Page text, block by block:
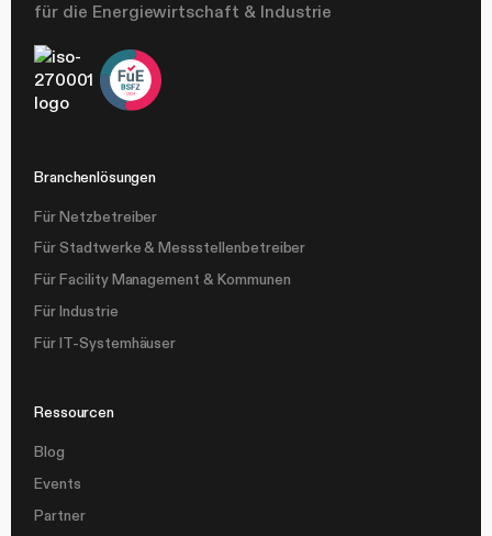
für die Energiewirtschaft & Industrie
Branchenlösungen
Für Netzbetreiber
Für Stadtwerke & Messstellenbetreiber
Für Facility Management & Kommunen
Für Industrie
Für IT-Systemhäuser
Ressourcen
Blog
Events
Partner